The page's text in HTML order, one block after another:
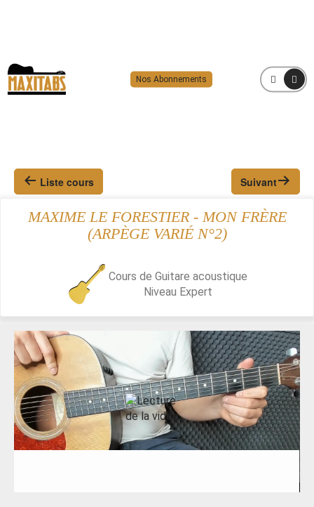
Nos Abonnements MENU
Liste cours Suivant
MAXIME LE FORESTIER - MON FRÈRE
(ARPÈGE VARIÉ N°2)
Cours de Guitare acoustique
Niveau Expert